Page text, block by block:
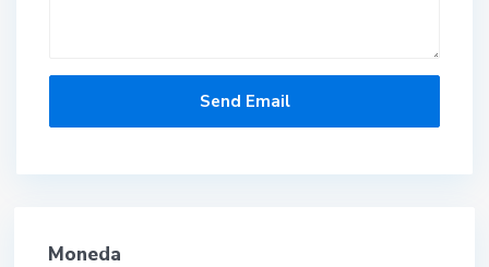
Moneda